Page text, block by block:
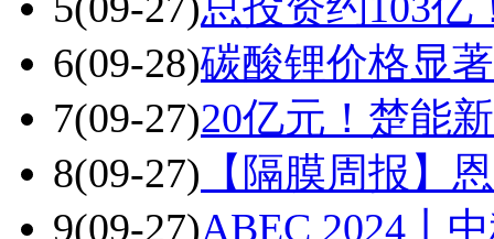
6(09-28)碳酸锂价格显
7(09-27)20亿元！楚能
8(09-27) 【隔膜周报】
9(09-27)ABEC 2024丨